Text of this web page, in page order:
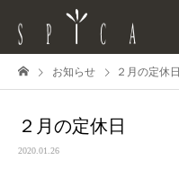
お知らせ ２月の定休日
２月の定休日
2020.01.26